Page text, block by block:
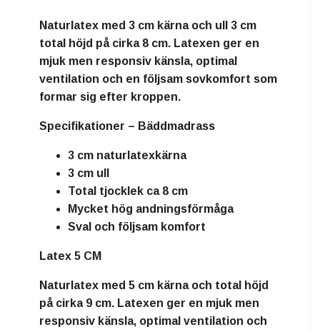
Naturlatex med 3 cm kärna och ull 3 cm
total höjd på cirka 8 cm. Latexen ger en
mjuk men responsiv känsla, optimal
ventilation och en följsam sovkomfort som
formar sig efter kroppen.
Specifikationer – Bäddmadrass
3 cm naturlatexkärna
3 cm ull
Total tjocklek ca 8 cm
Mycket hög andningsförmåga
Sval och följsam komfort
Latex 5 CM
Naturlatex med 5 cm kärnaoch total höjd
på cirka 9 cm. Latexen ger en mjuk men
responsiv känsla, optimal ventilation och